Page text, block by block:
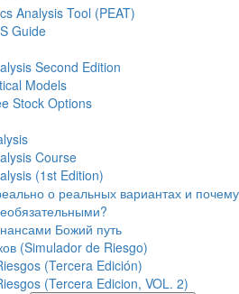
Analysis Tool (PEAT)
Guide
Second Edition
Models
Stock Options
Course
(1st Edition)
о реальных вариантах и ​​почему
Божий путь
(Simulador de Riesgo)
(Tercera Edición)
(Tercera Edicion, VOL. 2)